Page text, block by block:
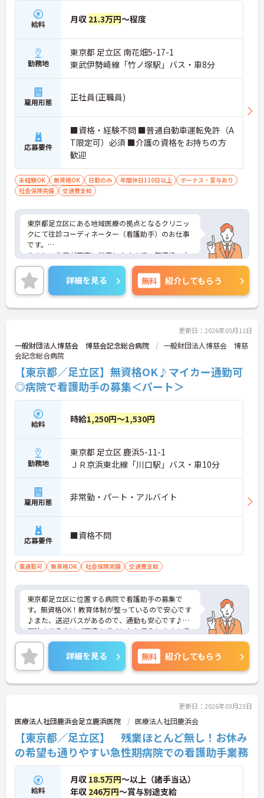
給料 月収 21.3万円～程度
勤務地
東京都 足立区 南花畑5-17-1
東武伊勢崎線「竹ノ塚駅」バス・車8分
雇用形態 正社員(正職員)
応募要件
■資格・経験不問 ■普通自動車運転免許（A
T限定可）必須 ■介護の資格をお持ちの方
歓迎
未経験OK 無資格OK 日勤のみ 年間休日110日以上
ボーナス・賞与あり
社会保険完備
交通費支給
東京都足立区にある地域医療の拠点となるクリニッ
クにて往診コーディネーター（看護助手）のお仕事
です。
やさしい先輩が丁寧に指導しますので、無資格・未
経験の方も安心！同行期間の1ヶ月間でしっかりレ
クチャーを受けられます。
ご興味ある方には、面接対策ポイントなど、さらに
詳細をお話しいたしますのでお気軽にご相談くださ
い。
詳細を見る 無料 紹介してもらう
更新日：2026年05月11日
一般財団法人博慈会 博慈会記念総合病院
一般財団法人博慈会 博慈
会記念総合病院
【東京都／足立区】無資格OK♪マイカー通勤可
◎病院で看護助手の募集＜パート＞
給料 時給1,250円～1,530円
勤務地
東京都 足立区 鹿浜5-11-1
ＪＲ京浜東北線「川口駅」バス・車10分
雇用形態 非常勤・パート・アルバイト
応募要件 ■資格不問
車通勤可 無資格OK 社会保険完備 交通費支給
東京都足立区に位置する病院で看護助手の募集で
す。無資格OK！教育体制が整っているので安心です
♪また、送迎バスがあるので、通勤も安心です♪ご
興味のある方はご面接のポイントお伝えしますので
ご気軽にお問い合わせください。
詳細を見る 無料 紹介してもらう
更新日：2026年03月23日
医療法人社団鹿浜会足立鹿浜医院 医療法人社団鹿浜会
【東京都／足立区】 残業ほとんど無し！お休み
の希望も通りやすい急性期病院での看護助手業務
給料
月収 18.5万円～以上（諸手当込）
年収 246万円～賞与別途支給